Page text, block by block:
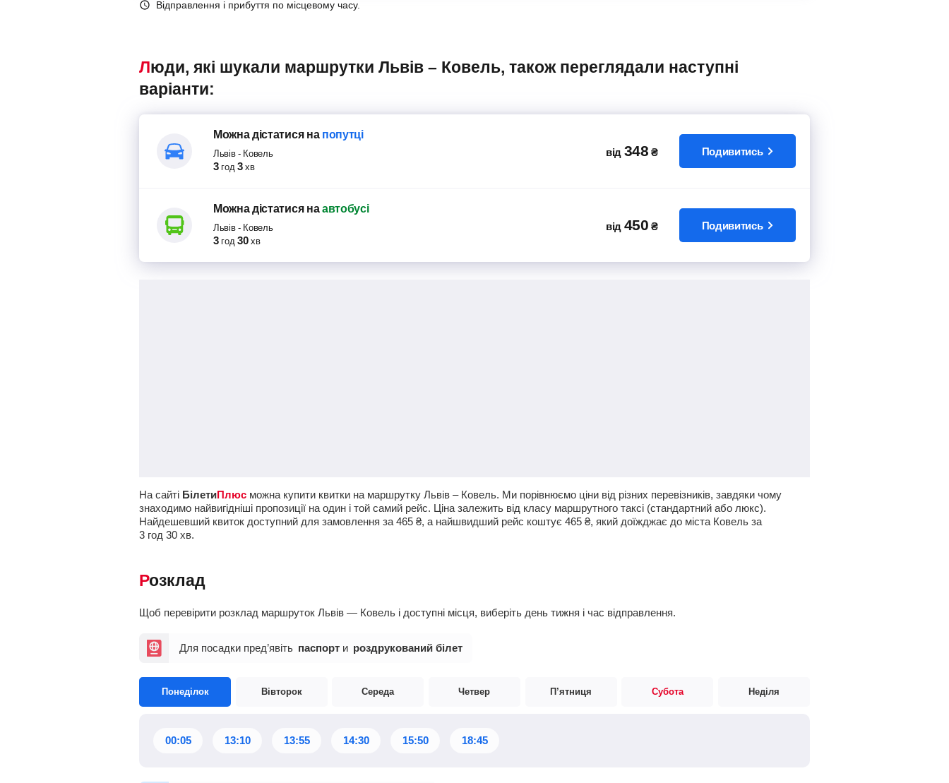
Відправлення і прибуття по місцевому часу.
Люди, які шукали маршрутки Львів – Ковель, також переглядали наступні
варіанти:
Можна дістатисяна попутці
Львів- Ковель
3 год 3 хв
від 348 ₴ Подивитись
Можна дістатисяна автобусі
Львів- Ковель
3 год 30 хв
від 450 ₴ Подивитись
На сайті БілетиПлюс можна купити квитки на маршрутку Львів – Ковель. Ми порівнюємо ціни від різних перевізників, завдяки чому
знаходимо найвигідніші пропозиції на один і той самий рейс. Ціна залежить від класу маршрутного таксі (стандартний або люкс).
Найдешевший квиток доступний для замовлення за 465 ₴, а найшвидший рейс коштує 465 ₴, який доїжджає до міста Ковель за
3 год 30 хв.
Розклад
Щоб перевірити розклад маршруток Львів — Ковель і доступні місця, виберіть день тижня і час відправлення.
Для посадки пред’явіть паспорт и роздрукований білет
Понеділок Вівторок Середа Четвер П’ятниця Субота Неділя
00:05 13:10 13:55 14:30 15:50 18:45